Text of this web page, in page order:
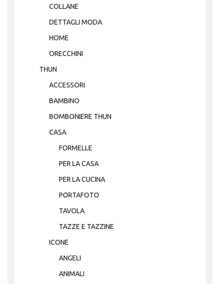
COLLANE
DETTAGLI MODA
HOME
ORECCHINI
THUN
ACCESSORI
BAMBINO
BOMBONIERE THUN
CASA
FORMELLE
PER LA CASA
PER LA CUCINA
PORTAFOTO
TAVOLA
TAZZE E TAZZINE
ICONE
ANGELI
ANIMALI